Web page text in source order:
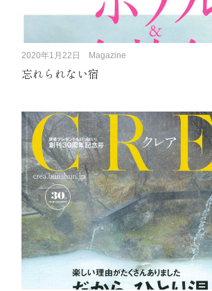
2020年1月22日 Magazine
忘れられない宿